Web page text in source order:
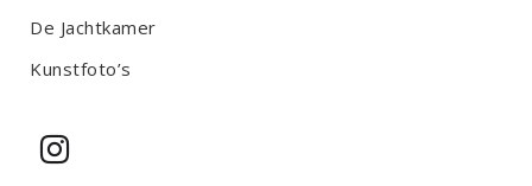
De Jachtkamer
Kunstfoto’s